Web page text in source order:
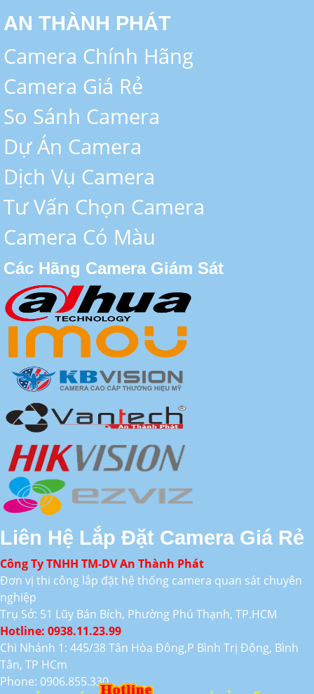
AN THÀNH PHÁT
Camera Chính Hãng
Camera Giá Rẻ
So Sánh Camera
Dự Án Camera
Dịch Vụ Camera
Tư Vấn Chọn Camera
Camera Có Màu
Các Hãng Camera Giám Sát
Liên Hệ Lắp Đặt Camera Giá Rẻ
Công Ty TNHH TM-DV An Thành Phát
Đơn vị thi công lắp đặt hệ thống camera quan sát chuyên
nghiệp
Trụ Sở: 51 Lũy Bán Bích, Phường Phú Thạnh, TP.HCM
Hotline: 0938.11.23.99
Chi Nhánh 1: 445/38 Tân Hòa Đông,P Bình Trị Đông, Bình
Tân, TP HCm
Phone: 0906.855.330